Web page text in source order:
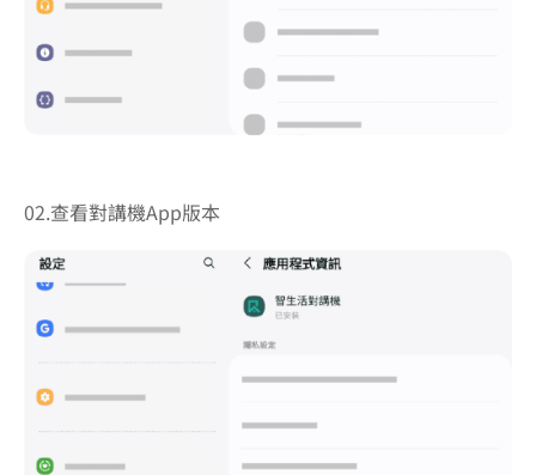
02.查看對講機App版本